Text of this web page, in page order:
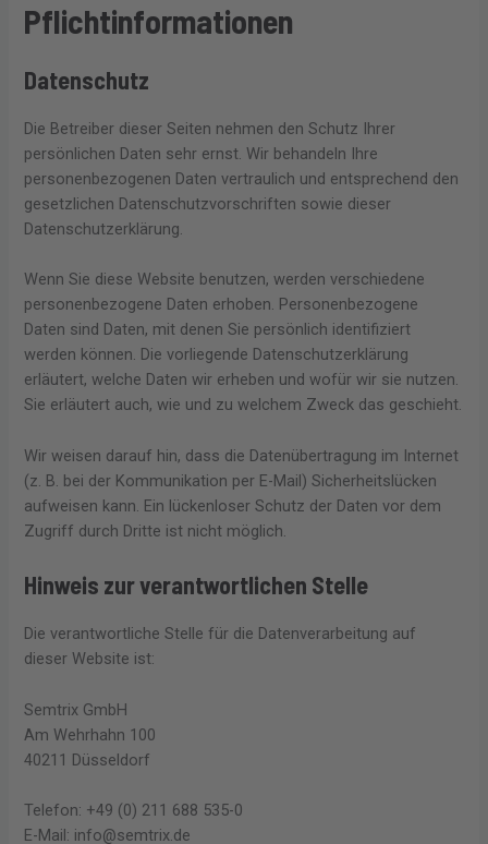
Pflicht­informationen
Datenschutz
Die Betreiber dieser Seiten nehmen den Schutz Ihrer
persönlichen Daten sehr ernst. Wir behandeln Ihre
personenbezogenen Daten vertraulich und entsprechend den
gesetzlichen Datenschutzvorschriften sowie dieser
Datenschutzerklärung.
Wenn Sie diese Website benutzen, werden verschiedene
personenbezogene Daten erhoben. Personenbezogene
Daten sind Daten, mit denen Sie persönlich identifiziert
werden können. Die vorliegende Datenschutzerklärung
erläutert, welche Daten wir erheben und wofür wir sie nutzen.
Sie erläutert auch, wie und zu welchem Zweck das geschieht.
Wir weisen darauf hin, dass die Datenübertragung im Internet
(z. B. bei der Kommunikation per E-Mail) Sicherheitslücken
aufweisen kann. Ein lückenloser Schutz der Daten vor dem
Zugriff durch Dritte ist nicht möglich.
Hinweis zur verantwortlichen Stelle
Die verantwortliche Stelle für die Datenverarbeitung auf
dieser Website ist:
Semtrix GmbH
Am Wehrhahn 100
40211 Düsseldorf
Telefon: +49 (0) 211 688 535-0
E-Mail: info@semtrix.de